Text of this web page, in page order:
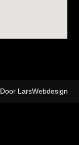
Door LarsWebdesign